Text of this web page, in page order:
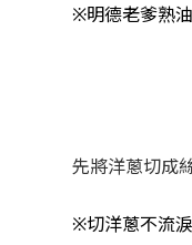
※明德老爹熟
先將洋蔥切成
※切洋蔥不流